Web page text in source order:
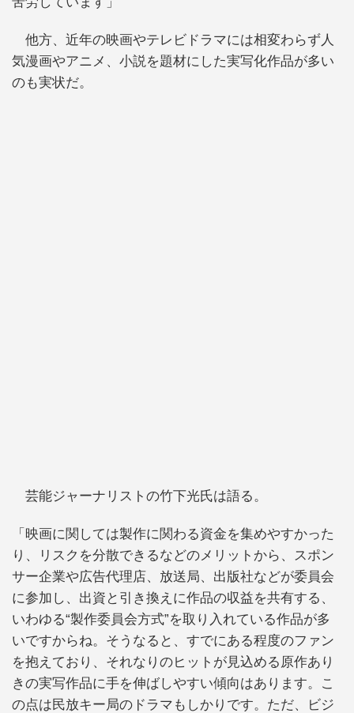
他方、近年の映画やテレビドラマには相変わらず人
気漫画やアニメ、小説を題材にした実写化作品が多い
のも実状だ。
芸能ジャーナリストの竹下光氏は語る。
「映画に関しては製作に関わる資金を集めやすかった
り、リスクを分散できるなどのメリットから、スポン
サー企業や広告代理店、放送局、出版社などが委員会
に参加し、出資と引き換えに作品の収益を共有する、
いわゆる“製作委員会方式”を取り入れている作品が多
いですからね。そうなると、すでにある程度のファン
を抱えており、それなりのヒットが見込める原作あり
きの実写作品に手を伸ばしやすい傾向はあります。こ
の点は民放キー局のドラマもしかりです。ただ、ビジ